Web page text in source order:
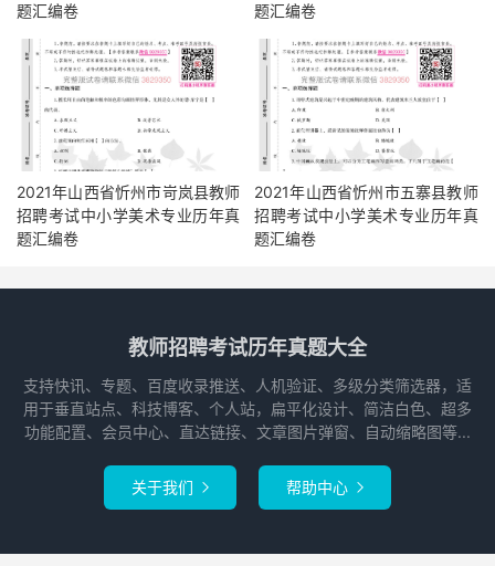
题汇编卷
题汇编卷
2021年山西省忻州市岢岚县教师
招聘考试中小学美术专业历年真
题汇编卷
2021年山西省忻州市五寨县教师
招聘考试中小学美术专业历年真
题汇编卷
教师招聘考试历年真题大全
支持快讯、专题、百度收录推送、人机验证、多级分类筛选器，适
用于垂直站点、科技博客、个人站，扁平化设计、简洁白色、超多
功能配置、会员中心、直达链接、文章图片弹窗、自动缩略图等...
关于我们  帮助中心 